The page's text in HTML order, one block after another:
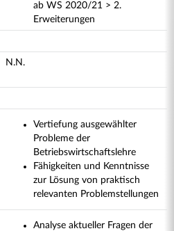
ab WS 2020/21 > 2.
Erweiterungen
N.N.
Vertiefung ausgewählter
Probleme der
Betriebswirtschaftslehre
Fähigkeiten und Kenntnisse
zur Lösung von praktisch
relevanten Problemstellungen
Analyse aktueller Fragen der